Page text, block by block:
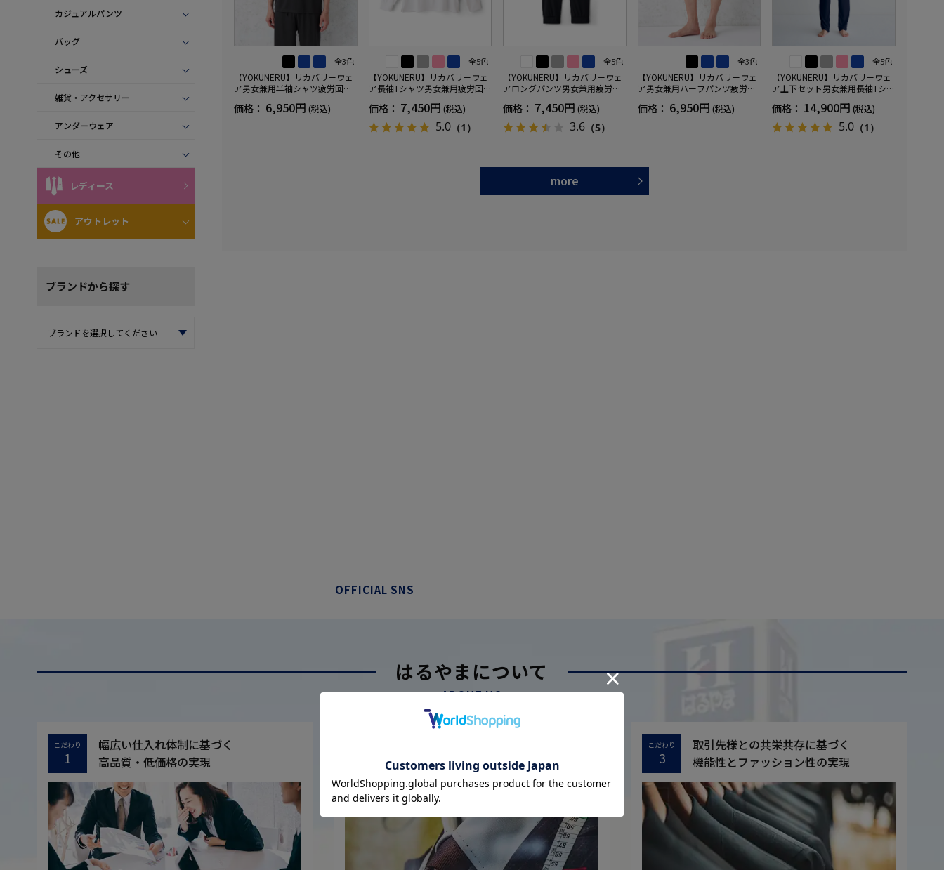
カジュアルパンツ
バッグ
シューズ
雑貨・アクセサリー
アンダーウェア
その他
レディース
アウトレット
ブランドから探す
全3色
【YOKUNERU】リカバリーウェ
ア男女兼用半袖シャツ疲労回復
(R)【一般医療機器】SS～LLサイ
価格： 6,950円 (税込)
全5色
【YOKUNERU】リカバリーウェ
ア長袖Tシャツ男女兼用疲労回復
(R)【一般医療機器】SS～LLサイ
ズ
価格： 7,450円 (税込)
5.0（1）
全5色
【YOKUNERU】リカバリーウェ
アロングパンツ男女兼用疲労回
IX(R)【一般医療機器】SS～LLサ
イズ
価格： 7,450円 (税込)
3.6 （5）
全3色
【YOKUNERU】リカバリーウェ
ア男女兼用ハーフパンツ疲労回
IX(R)【一般医療機器】SS～LLサ
価格： 6,950円 (税込)
全5色
【YOKUNERU】リカバリーウェ
ア上下セット男女兼用長袖Tシャ
進遠赤外線快眠NANOMIX(R)【一
般医療機器】SS～LLサイズ
価格： 14,900円 (税込)
5.0 （1）
more
OFFICIAL SNS
はるやまについて
ABOUT US
こだわり
1
幅広い仕入れ体制に基づく
高品質・低価格の実現
こだわり
厳しい品質管理体制に基づく
安心の実現
こだわり
3
取引先様との共栄共存に基づく
機能性とファッション性の実現